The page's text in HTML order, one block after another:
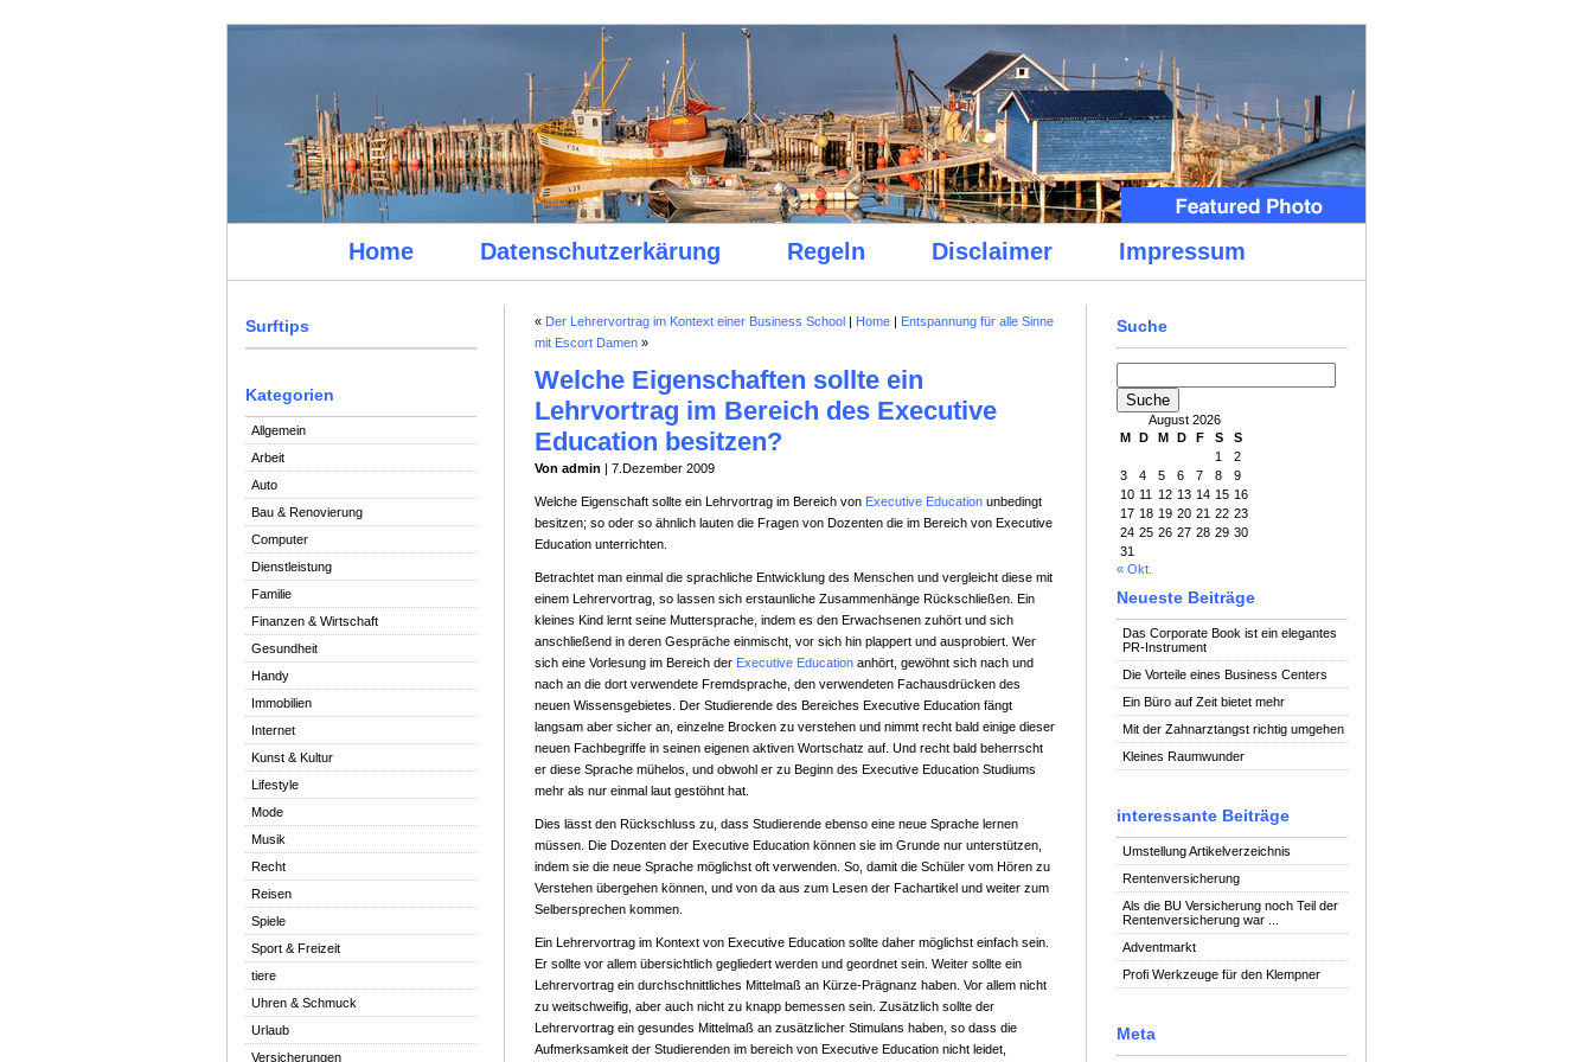
Home Datenschutzerkärung Regeln Disclaimer Impressum
Surftips
Kategorien
Allgemein
Arbeit
Auto
Bau & Renovierung
Computer
Dienstleistung
Familie
Finanzen & Wirtschaft
Gesundheit
Handy
Immobilien
Internet
Kunst & Kultur
Lifestyle
Mode
Musik
Recht
Reisen
Spiele
Sport & Freizeit
tiere
Uhren & Schmuck
Urlaub
Versicherungen
Suche
August 2026
M D M D F S
S
1
2
3
4 5 6 7 8
9
10 11 12 13 14 15 16
17 18 19 20 21 22 23
24 25 26 27 28 29 30
31
« Okt.
Neueste Beiträge
Das Corporate Book ist ein elegantes
PR-Instrument
Die Vorteile eines Business Centers
Ein Büro auf Zeit bietet mehr
Mit der Zahnarztangst richtig umgehen
Kleines Raumwunder
interessante Beiträge
Umstellung Artikelverzeichnis
Rentenversicherung
Als die BU Versicherung noch Teil der
Rentenversicherung war ...
Adventmarkt
Profi Werkzeuge für den Klempner
Meta
« Der Lehrervortrag im Kontext einer Business School | Home | Entspannung für alle Sinne
mit Escort Damen »
Welche Eigenschaften sollte ein
Lehrvortrag im Bereich des Executive
Education besitzen?
Von admin | 7.Dezember 2009
Welche Eigenschaft sollte ein Lehrvortrag im Bereich von Executive Education unbedingt
besitzen; so oder so ähnlich lauten die Fragen von Dozenten die im Bereich von Executive
Education unterrichten.
Betrachtet man einmal die sprachliche Entwicklung des Menschen und vergleicht diese mit
einem Lehrervortrag, so lassen sich erstaunliche Zusammenhänge Rückschließen. Ein
kleines Kind lernt seine Muttersprache, indem es den Erwachsenen zuhört und sich
anschließend in deren Gespräche einmischt, vor sich hin plappert und ausprobiert. Wer
sich eine Vorlesung im Bereich der Executive Education anhört, gewöhnt sich nach und
nach an die dort verwendete Fremdsprache, den verwendeten Fachausdrücken des
neuen Wissensgebietes. Der Studierende des Bereiches Executive Education fängt
langsam aber sicher an, einzelne Brocken zu verstehen und nimmt recht bald einige dieser
neuen Fachbegriffe in seinen eigenen aktiven Wortschatz auf. Und recht bald beherrscht
er diese Sprache mühelos, und obwohl er zu Beginn des Executive Education Studiums
mehr als nur einmal laut gestöhnt hat.
Dies lässt den Rückschluss zu, dass Studierende ebenso eine neue Sprache lernen
müssen. Die Dozenten der Executive Education können sie im Grunde nur unterstützen,
indem sie die neue Sprache möglichst oft verwenden. So, damit die Schüler vom Hören zu
Verstehen übergehen können, und von da aus zum Lesen der Fachartikel und weiter zum
Selbersprechen kommen.
Ein Lehrervortrag im Kontext von Executive Education sollte daher möglichst einfach sein.
Er sollte vor allem übersichtlich gegliedert werden und geordnet sein. Weiter sollte ein
Lehrervortrag ein durchschnittliches Mittelmaß an Kürze-Prägnanz haben. Vor allem nicht
zu weitschweifig, aber auch nicht zu knapp bemessen sein. Zusätzlich sollte der
Lehrervortrag ein gesundes Mittelmaß an zusätzlicher Stimulans haben, so dass die
Aufmerksamkeit der Studierenden im bereich von Executive Education nicht leidet,